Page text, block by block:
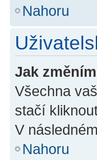
Nahoru
Jak
Všechna
stačí
V
Nahoru